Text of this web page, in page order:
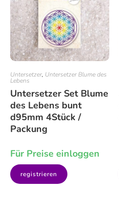
Untersetzer, Untersetzer Blume des
Lebens
Untersetzer Set Blume
des Lebens bunt
d95mm 4Stück /
Packung
Für Preise einloggen
registrieren